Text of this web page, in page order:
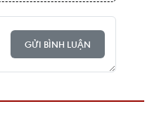
GỬI BÌNH LUẬN